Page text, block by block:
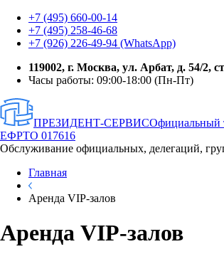
+7 (495) 660-00-14
+7 (495) 258-46-68
+7 (926) 226-49-94 (WhatsApp)
119002, г. Москва, ул. Арбат, д. 54/2,
Часы работы: 09:00-18:00 (Пн-Пт)
ПРЕЗИДЕНТ-СЕРВИСОфициальный
ЕФРТО 017616
Обслуживание официальных, делегаций,
Главная
Аренда VIP-залов
Аренда VIP-залов